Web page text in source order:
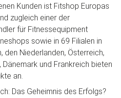
Kunden ist Fitshop Europas
zugleich einer der
für Fitnessequipment
sowie in 69 Filialen in
den Niederlanden, Österreich,
und Frankreich bieten
an.
Das Geheimnis des Erfolgs?